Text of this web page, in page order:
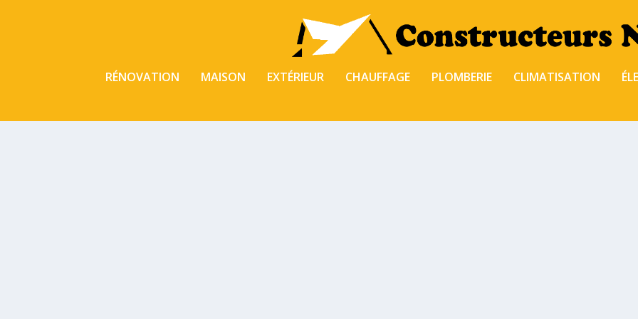
RÉNOVATION MAISON EXTÉRIEUR CHAUFFAGE PLOMBERIE CLIMATISATION